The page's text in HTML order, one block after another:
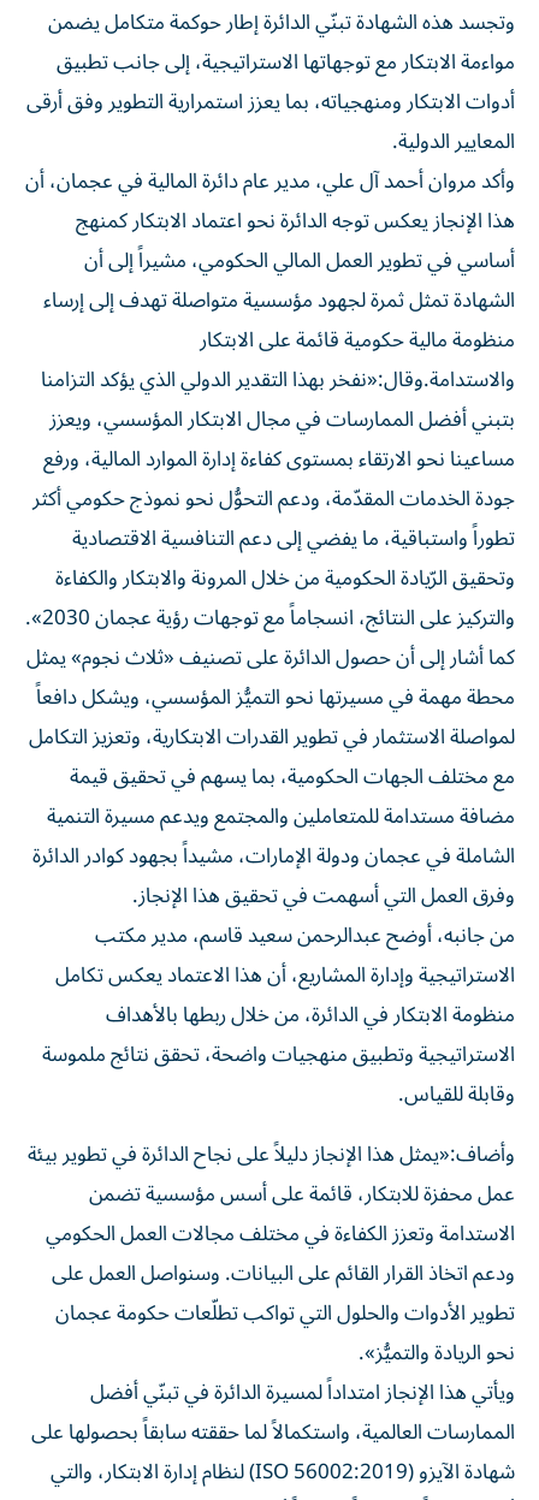
وتجسد هذه الشهادة تبنّي الدائرة إطار حوكمة متكامل يضمن
مواءمة الابتكار مع توجهاتها الاستراتيجية، إلى جانب تطبيق
أدوات الابتكار ومنهجياته، بما يعزز استمرارية التطوير وفق أرقى
المعايير الدولية.
وأكد مروان أحمد آل علي، مدير عام دائرة المالية في عجمان، أن
هذا الإنجاز يعكس توجه الدائرة نحو اعتماد الابتكار كمنهج
أساسي في تطوير العمل المالي الحكومي، مشيراً إلى أن
الشهادة تمثل ثمرة لجهود مؤسسية متواصلة تهدف إلى إرساء
منظومة مالية حكومية قائمة على الابتكار
والاستدامة.وقال:«نفخر بهذا التقدير الدولي الذي يؤكد التزامنا
بتبني أفضل الممارسات في مجال الابتكار المؤسسي، ويعزز
مساعينا نحو الارتقاء بمستوى كفاءة إدارة الموارد المالية، ورفع
جودة الخدمات المقدّمة، ودعم التحوُّل نحو نموذج حكومي أكثر
تطوراً واستباقية، ما يفضي إلى دعم التنافسية الاقتصادية
وتحقيق الرّيادة الحكومية من خلال المرونة والابتكار والكفاءة
والتركيز على النتائج، انسجاماً مع توجهات رؤية عجمان 2030».
كما أشار إلى أن حصول الدائرة على تصنيف «ثلاث نجوم» يمثل
محطة مهمة في مسيرتها نحو التميُّز المؤسسي، ويشكل دافعاً
لمواصلة الاستثمار في تطوير القدرات الابتكارية، وتعزيز التكامل
مع مختلف الجهات الحكومية، بما يسهم في تحقيق قيمة
مضافة مستدامة للمتعاملين والمجتمع ويدعم مسيرة التنمية
الشاملة في عجمان ودولة الإمارات، مشيداً بجهود كوادر الدائرة
وفرق العمل التي أسهمت في تحقيق هذا الإنجاز.
من جانبه، أوضح عبدالرحمن سعيد قاسم، مدير مكتب
الاستراتيجية وإدارة المشاريع، أن هذا الاعتماد يعكس تكامل
منظومة الابتكار في الدائرة، من خلال ربطها بالأهداف
الاستراتيجية وتطبيق منهجيات واضحة، تحقق نتائج ملموسة
وقابلة للقياس.
وأضاف:«يمثل هذا الإنجاز دليلاً على نجاح الدائرة في تطوير بيئة
عمل محفزة للابتكار، قائمة على أسس مؤسسية تضمن
الاستدامة وتعزز الكفاءة في مختلف مجالات العمل الحكومي
ودعم اتخاذ القرار القائم على البيانات. وسنواصل العمل على
تطوير الأدوات والحلول التي تواكب تطلّعات حكومة عجمان
نحو الريادة والتميُّز».
ويأتي هذا الإنجاز امتداداً لمسيرة الدائرة في تبنّي أفضل
الممارسات العالمية، واستكمالاً لما حققته سابقاً بحصولها على
شهادة الآيزو (ISO 56002:2019) لنظام إدارة الابتكار، والتي